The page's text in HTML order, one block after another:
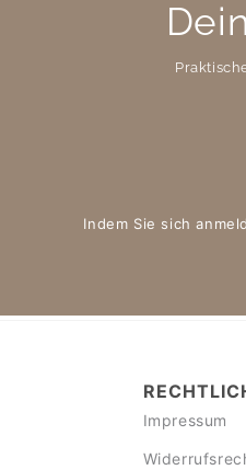
Indem Sie sich
Impressum